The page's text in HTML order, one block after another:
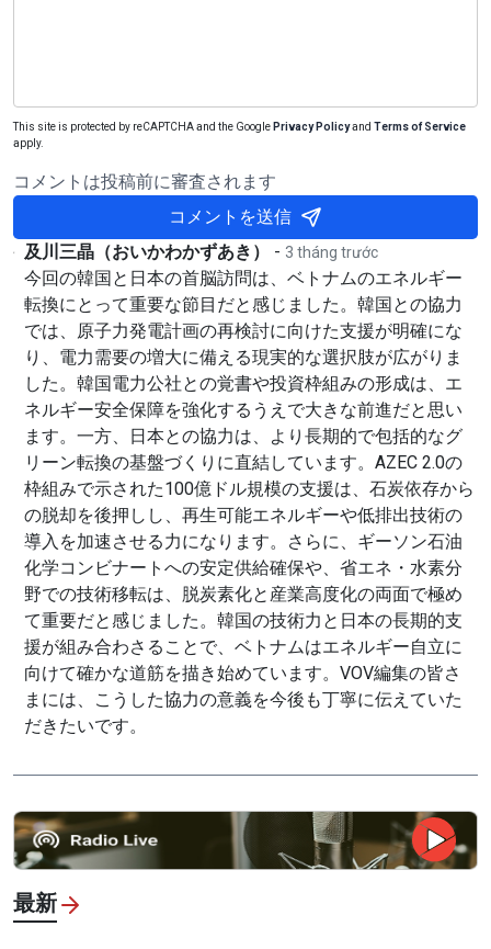
This site is protected by reCAPTCHA and the Google Privacy Policyand Terms of Service
apply.
コメントは投稿前に審査されます
コメントを送信
及川三晶（おいかわかずあき）
- 3 tháng trước
今回の韓国と日本の首脳訪問は、ベトナムのエネルギー
転換にとって重要な節目だと感じました。韓国との協力
では、原子力発電計画の再検討に向けた支援が明確にな
り、電力需要の増大に備える現実的な選択肢が広がりま
した。韓国電力公社との覚書や投資枠組みの形成は、エ
ネルギー安全保障を強化するうえで大きな前進だと思い
ます。一方、日本との協力は、より長期的で包括的なグ
リーン転換の基盤づくりに直結しています。AZEC 2.0の
枠組みで示された100億ドル規模の支援は、石炭依存から
の脱却を後押しし、再生可能エネルギーや低排出技術の
導入を加速させる力になります。さらに、ギーソン石油
化学コンビナートへの安定供給確保や、省エネ・水素分
野での技術移転は、脱炭素化と産業高度化の両面で極め
て重要だと感じました。韓国の技術力と日本の長期的支
援が組み合わさることで、ベトナムはエネルギー自立に
向けて確かな道筋を描き始めています。VOV編集の皆さ
まには、こうした協力の意義を今後も丁寧に伝えていた
だきたいです。
最新